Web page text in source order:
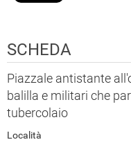
SCHEDA
Piazzale antistante
balilla e militari che
tubercolaio
Località